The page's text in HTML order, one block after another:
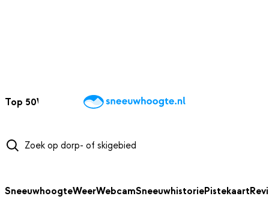
Top 50Webcams WintersportweerKaarten
SneeuwhoogteWeerWebcamSneeuwhistoriePistekaart